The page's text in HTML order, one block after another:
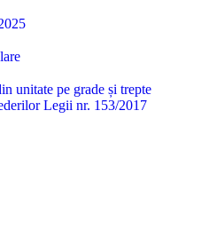
unitate pe grade și trepte
Legii nr. 153/2017